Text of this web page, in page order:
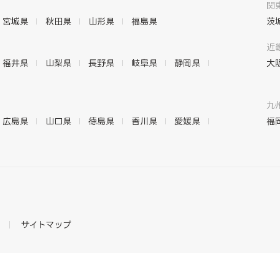
宮城県 秋田県 山形県 福島県
関
茨
福井県 山梨県 長野県 岐阜県
静岡県
近
大
広島県 山口県 徳島県 香川県
愛媛県
九
福
サイトマップ